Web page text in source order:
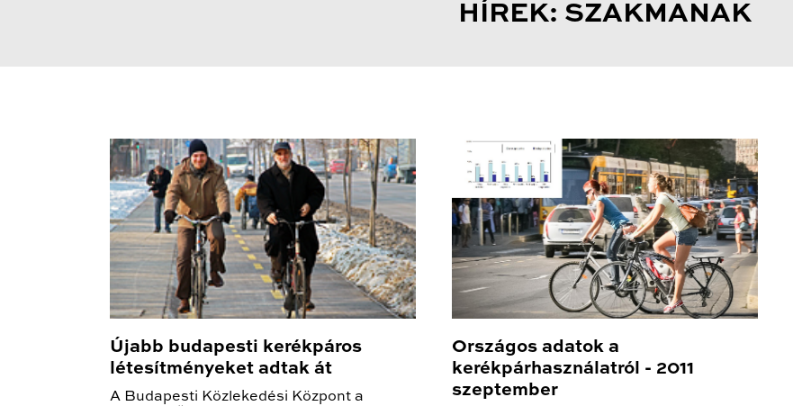
HÍREK: SZAKMANAK
Újabb budapesti kerékpáros
létesítményeket adtak át
A Budapesti Közlekedési Központ a
Országos adatok a
kerékpárhasználatról - 2011
szeptember